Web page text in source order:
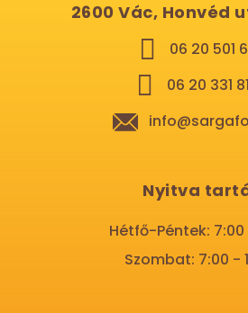
2600 Vác, Honvéd
06 20 501
06 20 331
Nyitva
Hétfő-Péntek: 7:00
Szombat: 7:00 -